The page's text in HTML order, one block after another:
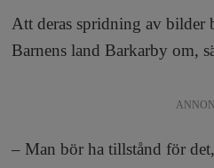
Att deras spridning av bilder
Barnens land Barkarby om,
– Man bör ha tillstånd för